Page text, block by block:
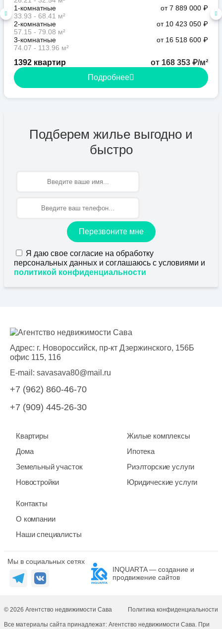
1-комнатные
33.93 - 68.41 м²
от 7 889 000 ₽
2-комнатные
57.15 - 79.08 м²
от 10 423 050 ₽
3-комнатные
74.07 - 113.96 м²
от 16 518 600 ₽
1392 квартир
от 168 353 ₽/м²
Подробнее
Подберем жилье выгодно и
быстро
Перезвоните мне
Я даю свое согласие на обработку
персональных данных и соглашаюсь с условиями и
политикой конфиденциальности
Адрес: г. Новороссийск, пр-кт Дзержинского, 156Б
офис 115, 116
E-mail: savasava80@mail.ru
+7 (962) 860-46-70
+7 (909) 445-26-30
Квартиры
Дома
Земельный участок
Новостройки
Жилые комплексы
Ипотека
Риэлторские услуги
Юридические услуги
Контакты
О компании
Наши специалисты
Мы в социальных сетях
INQUARTA — создание и
продвижение сайтов
© 2026 Агентство недвижимости Сава Политика конфиденциальности
Все материалы сайта принадлежат: Агентство недвижимости Сава. При